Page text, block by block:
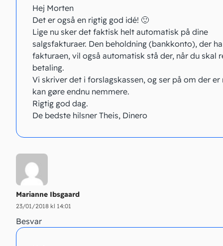
Hej Morten
Det er også en rigtig god idé! 🙂
Lige nu sker det faktisk helt automatisk på dine
salgsfakturaer. Den beholdning (bankkonto), der
fakturaen, vil også automatisk stå der, når du skal
betaling.
Vi skriver det i forslagskassen, og ser på om der er
kan gøre endnu nemmere.
Rigtig god dag.
De bedste hilsner Theis, Dinero
Marianne Ibsgaard
23/01/2018 kl 14:01
Besvar